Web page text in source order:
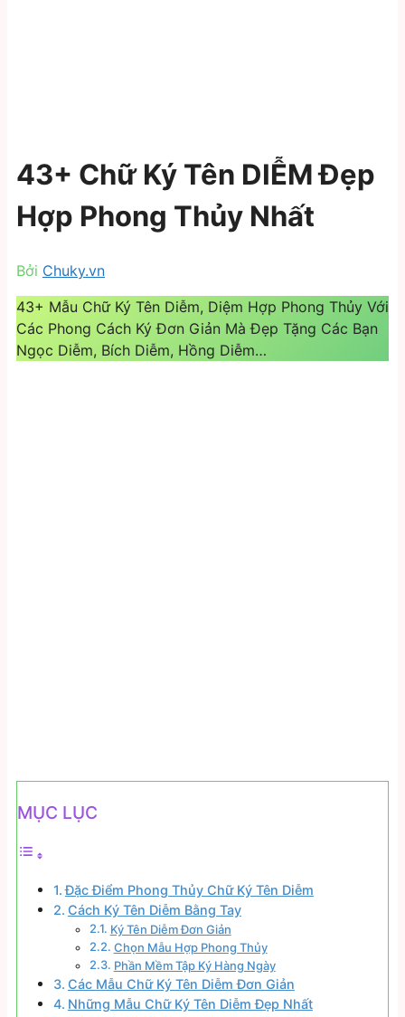
43+ Chữ Ký Tên DIỄM Đẹp
Hợp Phong Thủy Nhất
Bởi Chuky.vn
43+ Mẫu Chữ Ký Tên Diễm, Diệm Hợp Phong Thủy Với
Các Phong Cách Ký Đơn Giản Mà Đẹp Tặng Các Bạn
Ngọc Diễm, Bích Diễm, Hồng Diễm…
MỤC LỤC
Đặc Điểm Phong Thủy Chữ Ký Tên Diễm
Cách Ký Tên Diễm Bằng Tay
Ký Tên Diễm Đơn Giản
Chọn Mẫu Hợp Phong Thủy
Phần Mềm Tập Ký Hàng Ngày
Các Mẫu Chữ Ký Tên Diễm Đơn Giản
Những Mẫu Chữ Ký Tên Diễm Đẹp Nhất